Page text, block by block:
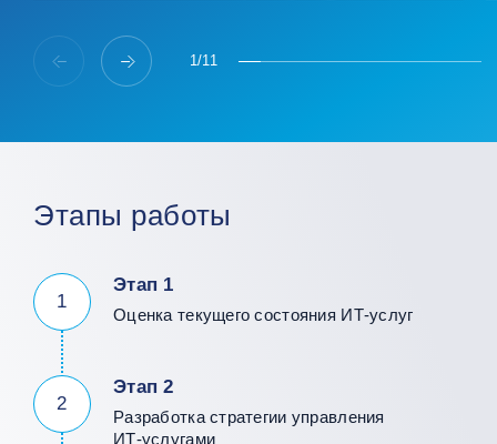
1/11
Этапы работы
1
Этап 1
Оценка текущего состояния ИТ‑услуг
2
Этап 2
Разработка стратегии управления
ИТ‑услугами